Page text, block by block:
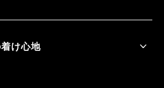
が滑りを軽減し、グリップ性を
け心地